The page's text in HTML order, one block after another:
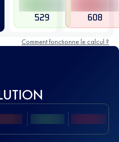
529 608
Comment fonctionne le calcul ?